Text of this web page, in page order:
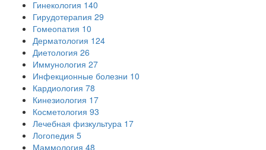
Гинекология 140
Гирудотерапия 29
Гомеопатия 10
Дерматология 124
Диетология 26
Иммунология 27
Инфекционные болезни 10
Кардиология 78
Кинезиология 17
Косметология 93
Лечебная физкультура 17
Логопедия 5
Маммология 48